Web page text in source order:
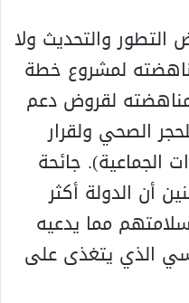
التطور والتحديث ولا
لمشروع خطة
مناهضته لقروض دعم
الصحي ولقرار
الجماعية). جائحة
أن الدولة أكثر
مما يدعيه
الذي يتغذى على